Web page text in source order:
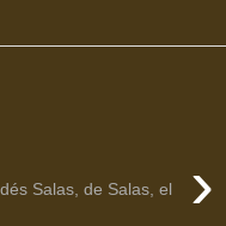
›
Salas, de Salas, el